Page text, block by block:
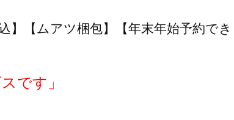
込】【ムアツ梱包】【年末年始予約で
です」